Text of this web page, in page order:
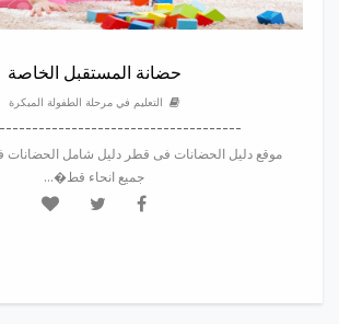
حضانة المستقبل الخاصة
التعليم في مرحلة الطفولة المبكرة
موقع دليل الحضانات فى قطر دليل شامل
جميع انحاء قط�...